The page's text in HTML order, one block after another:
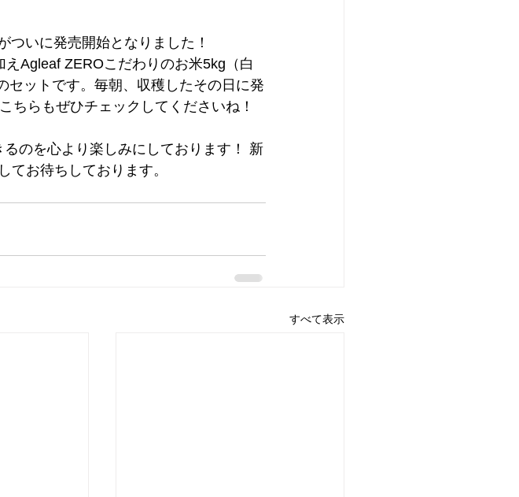
ついに発売開始となりました！
Agleaf ZEROこだわりのお米5kg（白
セットです。毎朝、収穫したその日に発
ちらもぜひチェックしてくださいね！
のを心より楽しみにしております！ 新
てお待ちしております。
すべて表示